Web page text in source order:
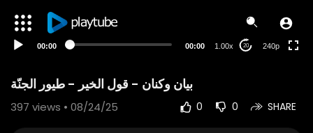
00:00 00:00 1.00x 20 240p
بيان وكنان - قول الخير - طيور الجنّة
397 views • 08/24/25 0 0 SHARE